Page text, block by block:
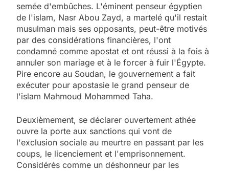
semée d'embûches. L'éminent penseur égyptien
de l'islam, Nasr Abou Zayd, a martelé qu'il restait
musulman mais ses opposants, peut-être motivés
par des considérations financières, l'ont
condamné comme apostat et ont réussi à la fois à
annuler son mariage et à le forcer à fuir l'Égypte.
Pire encore au Soudan, le gouvernement a fait
exécuter pour apostasie le grand penseur de
l'islam Mahmoud Mohammed Taha.
Deuxièmement, se déclarer ouvertement athée
ouvre la porte aux sanctions qui vont de
l'exclusion sociale au meurtre en passant par les
coups, le licenciement et l'emprisonnement.
Considérés comme un déshonneur par les